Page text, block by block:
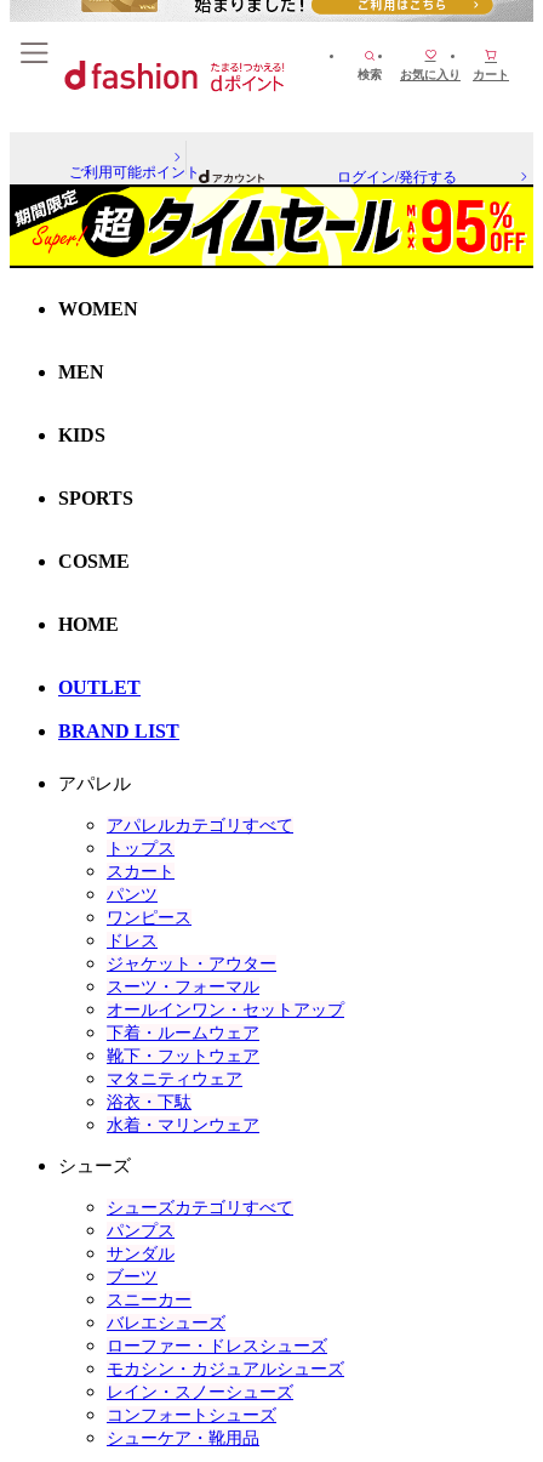
検索 お気に入り カート
ご利用可能ポイント ログイン/発行する
WOMEN
MEN
KIDS
SPORTS
COSME
HOME
OUTLET
BRAND LIST
アパレル
アパレルカテゴリすべて
トップス
スカート
パンツ
ワンピース
ドレス
ジャケット・アウター
スーツ・フォーマル
オールインワン・セットアップ
下着・ルームウェア
靴下・フットウェア
マタニティウェア
浴衣・下駄
水着・マリンウェア
シューズ
シューズカテゴリすべて
パンプス
サンダル
ブーツ
スニーカー
バレエシューズ
ローファー・ドレスシューズ
モカシン・カジュアルシューズ
レイン・スノーシューズ
コンフォートシューズ
シューケア・靴用品